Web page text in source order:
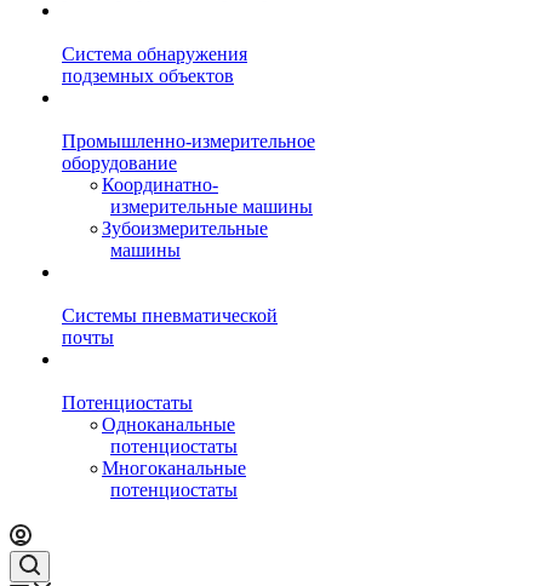
Система обнаружения
подземных объектов
Промышленно-измерительное
оборудование
Координатно-
измерительные машины
Зубоизмерительные
машины
Системы пневматической
почты
Потенциостаты
Одноканальные
потенциостаты
Многоканальные
потенциостаты